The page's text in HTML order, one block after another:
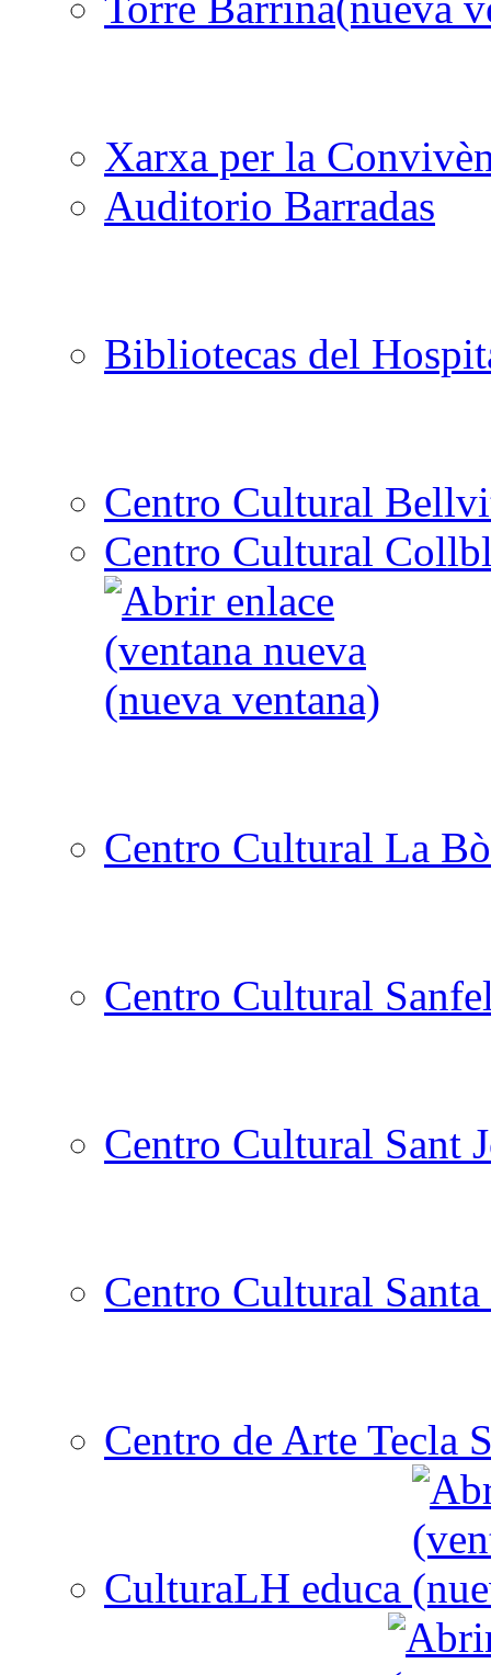
Xarxa per la
Auditorio Barradas
Bibliotecas del
Centro Cultural
Centro Cultural
Centro Cultural La
Centro Cultural
Centro Cultural Sant
Centro Cultural
Centro de Arte Tecla
CulturaLH educa